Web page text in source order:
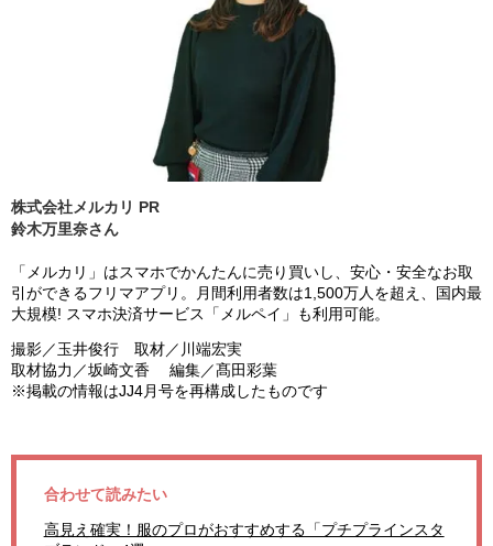
株式会社メルカリ PR
鈴木万里奈さん
「メルカリ」はスマホでかんたんに売り買いし、安心・安全なお取
引ができるフリマアプリ。月間利用者数は1,500万人を超え、国内最
大規模! スマホ決済サービス「メルペイ」も利用可能。
撮影／玉井俊行 取材／川端宏実
取材協力／坂崎文香 編集／髙田彩葉
※掲載の情報はJJ4月号を再構成したものです
合わせて読みたい
高見え確実！服のプロがおすすめする「プチプラインスタ